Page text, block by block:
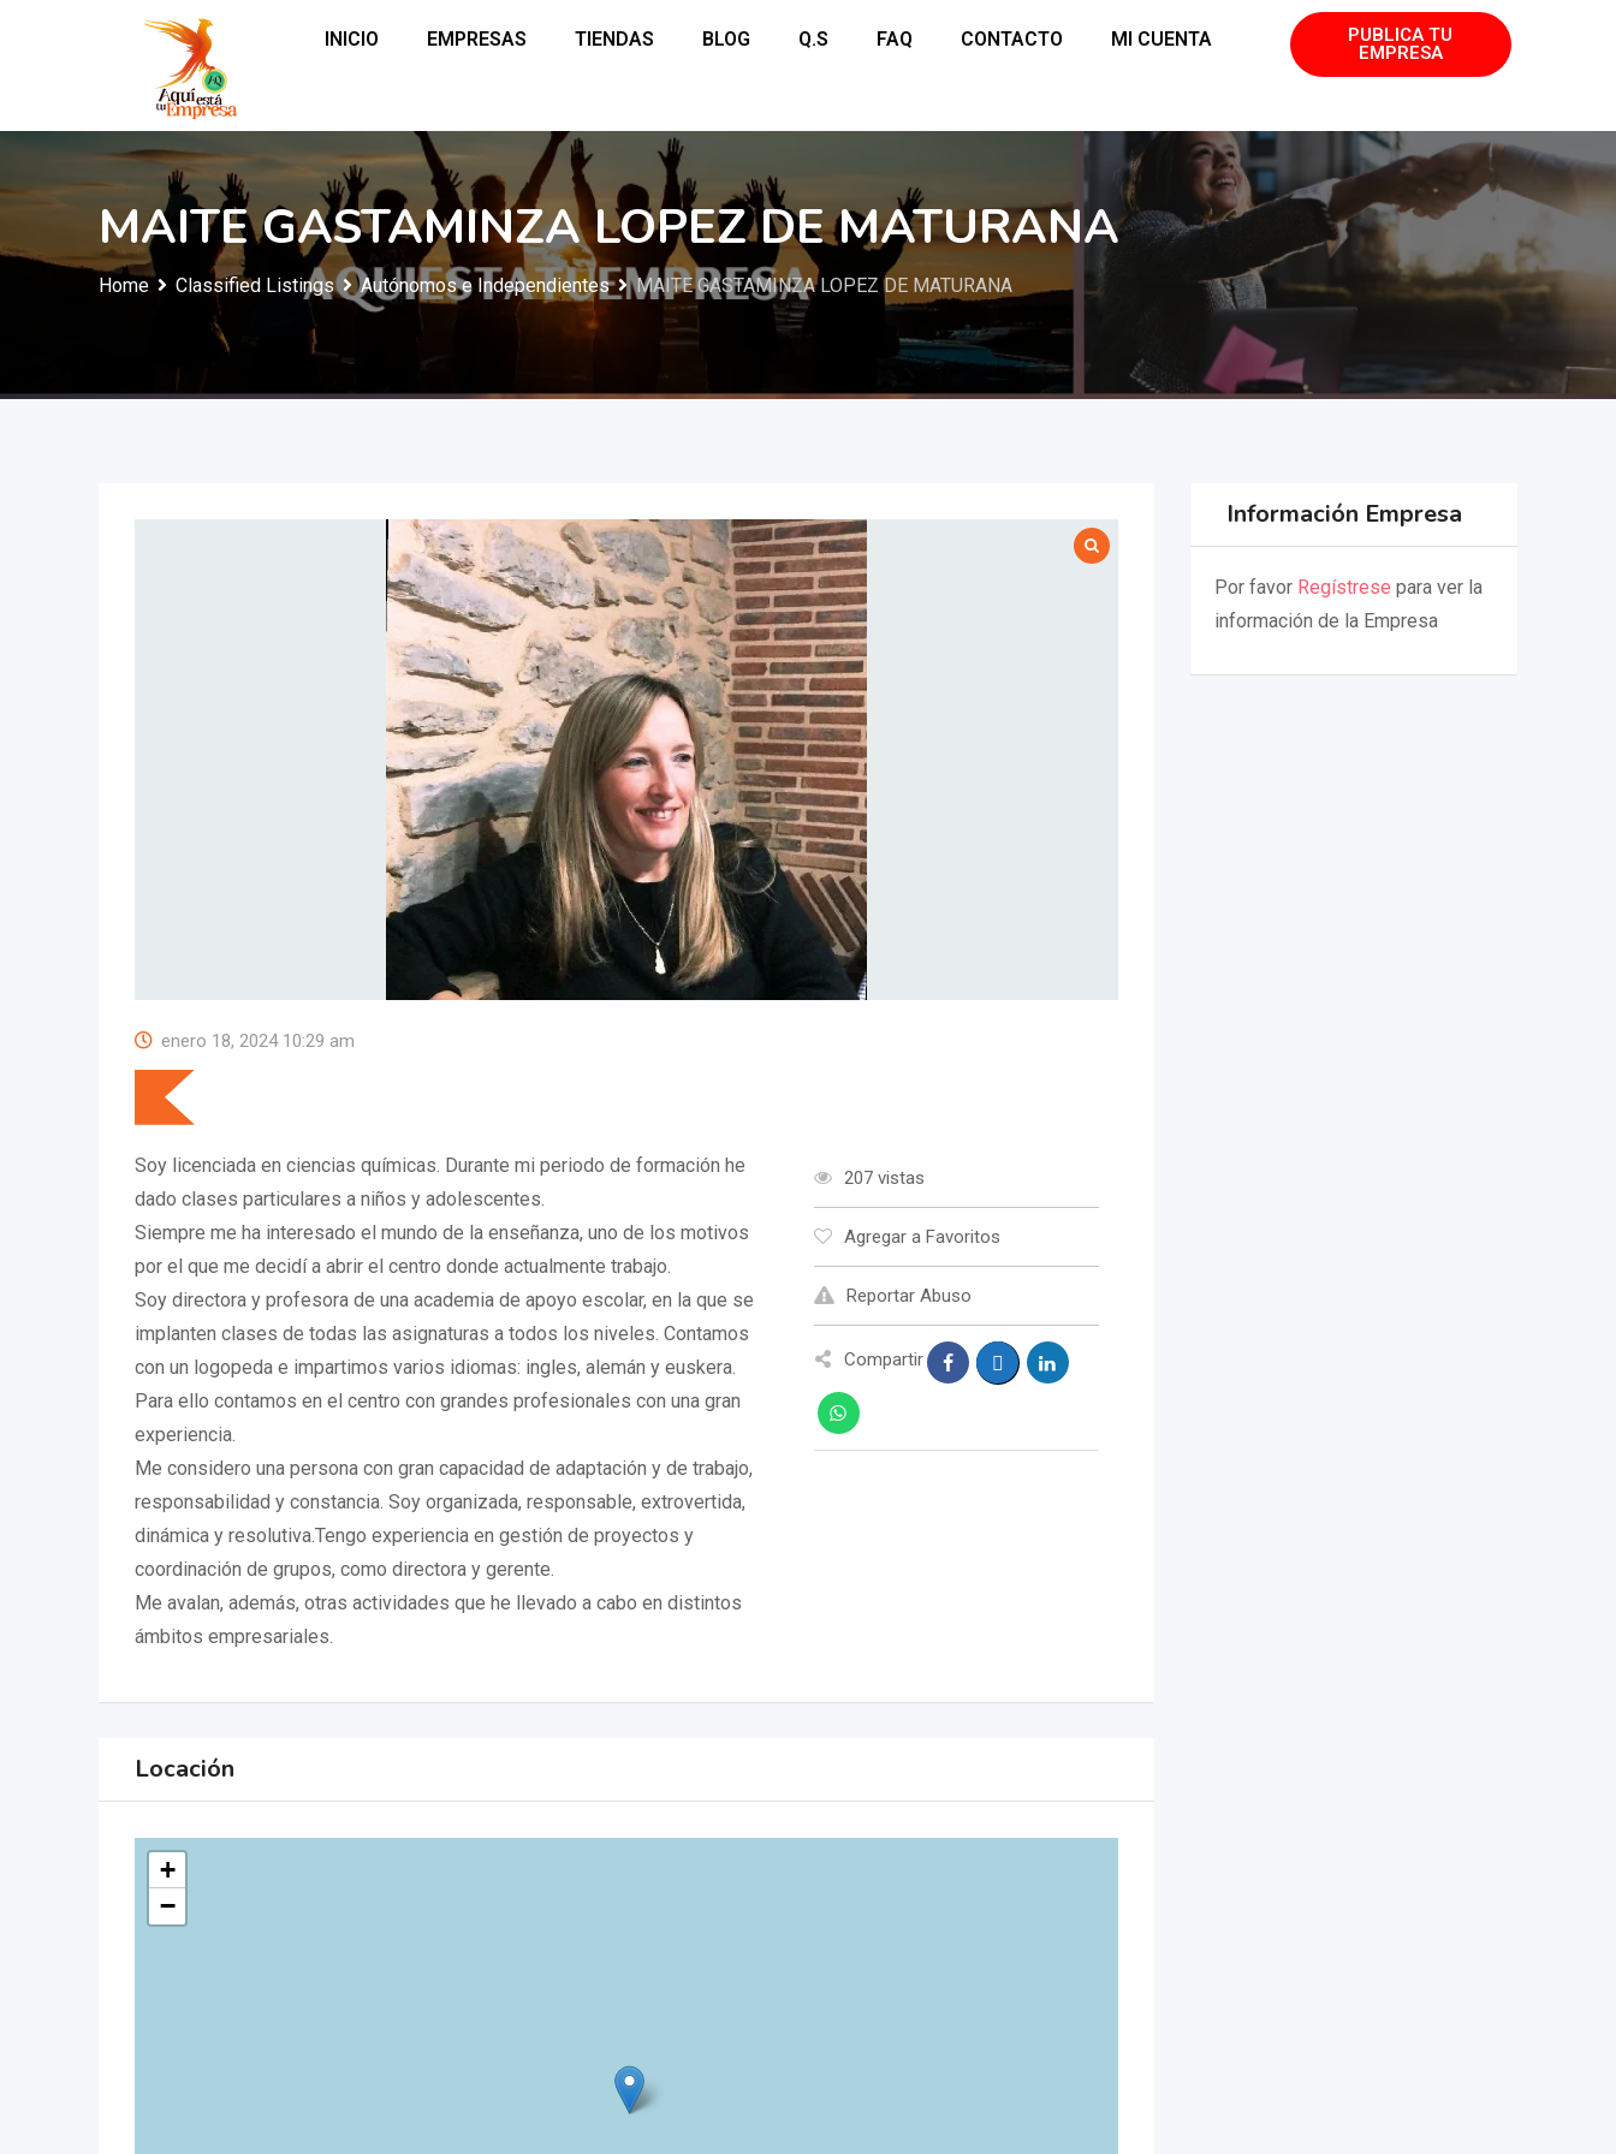
INICIO EMPRESAS TIENDAS BLOG Q.S FAQ CONTACTO MI CUENTA
PUBLICA TU
EMPRESA
MAITE GASTAMINZA LOPEZ DE MATURANA
Home Classified Listings Autónomos e Independientes MAITE GASTAMINZA LOPEZ DE MATURANA
enero 18, 2024 10:29 am
Soy licenciada en ciencias químicas. Durante mi periodo de formación he
dado clases particulares a niños y adolescentes.
Siempre me ha interesado el mundo de la enseñanza, uno de los motivos
por el que me decidí a abrir el centro donde actualmente trabajo.
Soy directora y profesora de una academia de apoyo escolar, en la que se
implanten clases de todas las asignaturas a todos los niveles. Contamos
con un logopeda e impartimos varios idiomas: ingles, alemán y euskera.
Para ello contamos en el centro con grandes profesionales con una gran
experiencia.
Me considero una persona con gran capacidad de adaptación y de trabajo,
responsabilidad y constancia. Soy organizada, responsable, extrovertida,
dinámica y resolutiva.Tengo experiencia en gestión de proyectos y
coordinación de grupos, como directora y gerente.
Me avalan, además, otras actividades que he llevado a cabo en distintos
ámbitos empresariales.
207 vistas
Agregar a Favoritos
Reportar Abuso
Compartir
Locación
+
−
Información Empresa
Por favor Regístrese para ver la
información de la Empresa